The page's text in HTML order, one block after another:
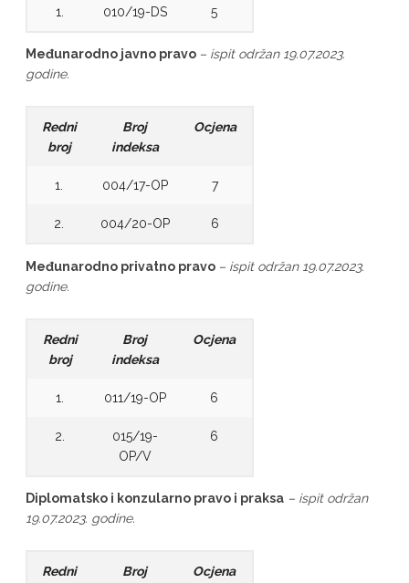
1. 010/19-DS 5
Međunarodno javno pravo – ispit održan 19.07.2023.
godine.
Redni
broj
Broj
indeksa
Ocjena
1. 004/17-OP 7
2. 004/20-OP 6
Međunarodno privatno pravo – ispit održan 19.07.2023.
godine.
Redni
broj
Broj
indeksa
Ocjena
1. 011/19-OP 6
2.
015/19-
OP/V
6
Diplomatsko i konzularno pravo i praksa – ispit održan
19.07.2023. godine.
Redni
Broj
Ocjena